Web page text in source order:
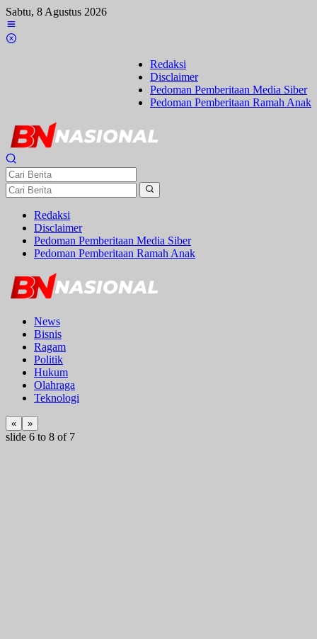
Lewati
ke
konten
Sabtu, 8 Agustus 2026
Redaksi
Disclaimer
Pedoman Pemberitaan Media Siber
Pedoman Pemberitaan Ramah Anak
Redaksi
Disclaimer
Pedoman Pemberitaan Media Siber
Pedoman Pemberitaan Ramah Anak
News
Bisnis
Ragam
Politik
Hukum
Olahraga
Teknologi
« »
slide 6 to 8 of 7